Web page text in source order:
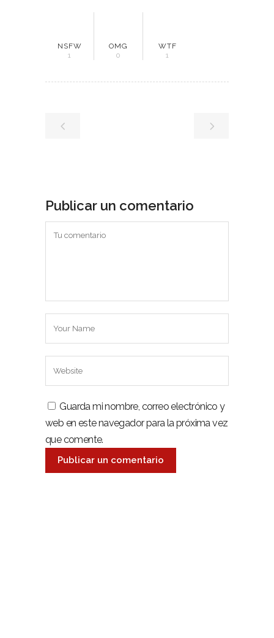
NSFW
1
OMG
0
WTF
1
Publicar un comentario
Guarda mi nombre, correo electrónico y
web en este navegador para la próxima vez
que comente.